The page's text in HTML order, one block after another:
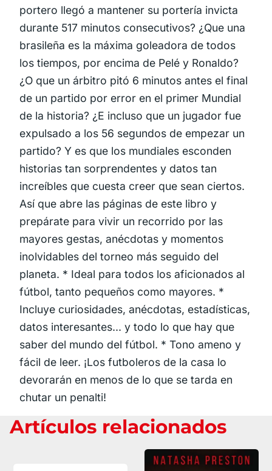
portero llegó a mantener su portería invicta
durante 517 minutos consecutivos? ¿Que una
brasileña es la máxima goleadora de todos
los tiempos, por encima de Pelé y Ronaldo?
¿O que un árbitro pitó 6 minutos antes el final
de un partido por error en el primer Mundial
de la historia? ¿E incluso que un jugador fue
expulsado a los 56 segundos de empezar un
partido? Y es que los mundiales esconden
historias tan sorprendentes y datos tan
increíbles que cuesta creer que sean ciertos.
Así que abre las páginas de este libro y
prepárate para vivir un recorrido por las
mayores gestas, anécdotas y momentos
inolvidables del torneo más seguido del
planeta. * Ideal para todos los aficionados al
fútbol, tanto pequeños como mayores. *
Incluye curiosidades, anécdotas, estadísticas,
datos interesantes... y todo lo que hay que
saber del mundo del fútbol. * Tono ameno y
fácil de leer. ¡Los futboleros de la casa lo
devorarán en menos de lo que se tarda en
chutar un penalti!
Artículos relacionados